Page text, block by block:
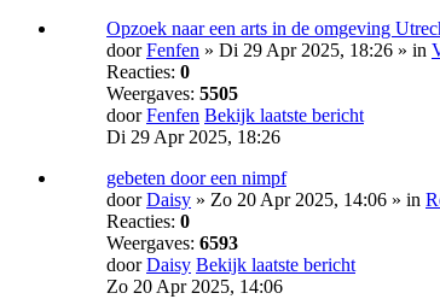
Opzoek naar een arts in de omgeving
doorFenfen » Di 29 Apr 2025, 18:26 » in
Reacties: 0
Weergaves: 5505
doorFenfen Bekijk laatste bericht
Di 29 Apr 2025, 18:26
gebeten door een nimpf
doorDaisy » Zo 20 Apr 2025, 14:06 » in
Reacties: 0
Weergaves: 6593
doorDaisy Bekijk laatste bericht
Zo 20 Apr 2025, 14:06